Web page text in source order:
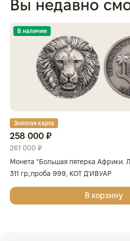
Вы недавно
В наличии
Золотая карта
258 000 ₽
261 000 ₽
Монета "Большая пятерка Африки.
311 гр.,проба 999, КОТ Д'ИВУАР
В корзину